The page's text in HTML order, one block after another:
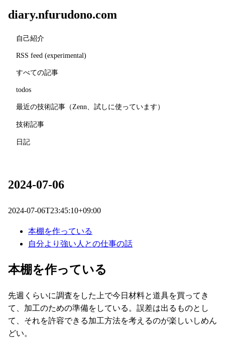
diary.nfurudono.com
自己紹介
RSS feed (experimental)
すべての記事
todos
最近の技術記事（Zenn、試しに使っています）
技術記事
日記
2024-07-06
2024-07-06T23:45:10+09:00
本棚を作っている
自分より強い人との仕事の話
本棚を作っている
先週くらいに調査をした上で今日材料と道具を買ってき
て、加工のための準備をしている。誤差は出るものとし
て、それを許容できる加工方法を考えるのが楽しいしめん
どい。